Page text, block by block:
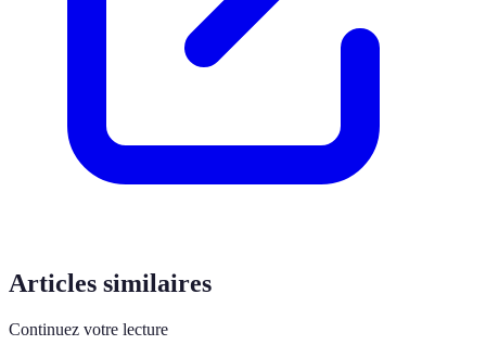
Articles similaires
Continuez votre lecture